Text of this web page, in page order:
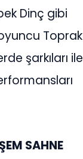
Dinç gibi
Toprak
şarkıları ile
SAHNE